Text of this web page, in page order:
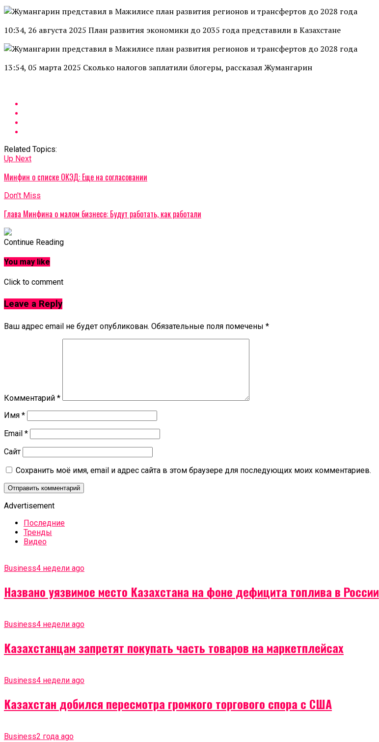
10:34, 26 августа 2025 План развития экономики до 2035 года представили в Казахстане
13:54, 05 марта 2025 Сколько налогов заплатили блогеры, рассказал Жумангарин
Related Topics:
Up Next
Минфин о списке ОКЭД: Еще на согласовании
Don't Miss
Глава Минфина о малом бизнесе: Будут работать, как работали
Continue Reading
You may like
Click to comment
Leave a Reply
Ваш адрес email не будет опубликован. Обязательные поля помечены *
Комментарий *
Имя *
Email *
Сайт
Сохранить моё имя, email и адрес сайта в этом браузере для последующих моих комментариев.
Advertisement
Последние
Тренды
Видео
Business4 недели ago
Названо уязвимое место Казахстана на фоне дефицита топлива в России
Business4 недели ago
Казахстанцам запретят покупать часть товаров на маркетплейсах
Business4 недели ago
Казахстан добился пересмотра громкого торгового спора с США
Business2 года ago